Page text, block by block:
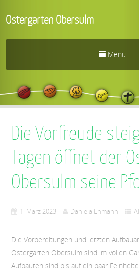
Ostergarten Obersulm
Menü
Die Vorfreude
Tagen öffnet der
Obersulm seine
1. März 2023 Daniela Ehmann
Die Vorbereitungen und letzten
Ostergarten Obersulm sind im vollen
Aufbauten sind bis auf ein paar